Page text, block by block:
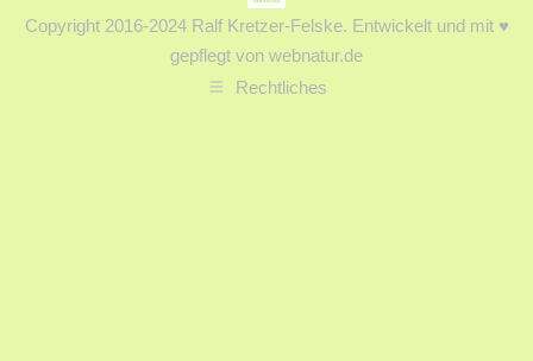
Copyright 2016-2024 Ralf Kretzer-Felske. Entwickelt und mit ♥︎
gepflegt von webnatur.de
Rechtliches